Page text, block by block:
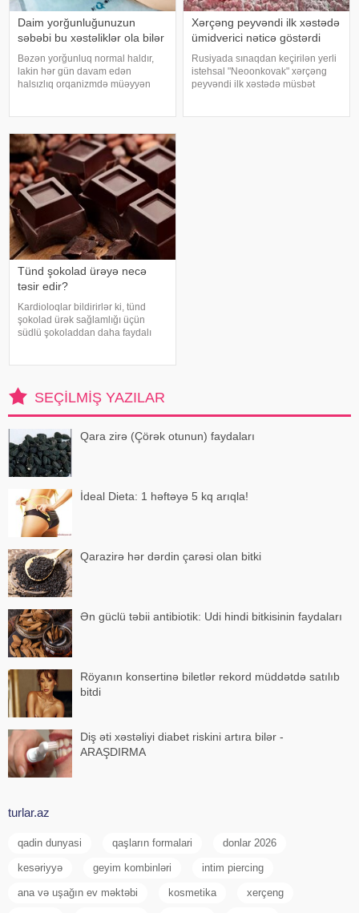
Daim yorğunluğunuzun
səbəbi bu xəstəliklər ola bilər
Bəzən yorğunluq normal haldır,
lakin hər gün davam edən
halsızlıq orqanizmdə müəyyən
qan azlığı, qalxanabənzər vəz
xəstəlikləri, şəkərl
Xərçəng peyvəndi ilk xəstədə
ümidverici nəticə göstərdi
Rusiyada sınaqdan keçirilən yerli
istehsal "Neoonkovak" xərçəng
peyvəndi ilk xəstədə müsbət
Tünd şokolad ürəyə necə
təsir edir?
Kardioloqlar bildirirlər ki, tünd
şokolad ürək sağlamlığı üçün
südlü şokoladdan daha faydalı
SEÇILMIŞ YAZILAR
Qara zirə (Çörək otunun) faydaları
İdeal Dieta: 1 həftəyə 5 kq arıqla!
Qarazirə hər dərdin çarəsi olan bitki
Ən güclü təbii antibiotik: Udi hindi bitkisinin faydaları
Röyanın konsertinə biletlər rekord müddətdə satılıb
bitdi
Diş əti xəstəliyi diabet riskini artıra bilər -
ARAŞDIRMA
turlar.az
qadin dunyasi qaşların formalari donlar 2026
kesəriyyə geyim kombinləri intim piercing
ana və uşağın ev məktəbi kosmetika xerçeng